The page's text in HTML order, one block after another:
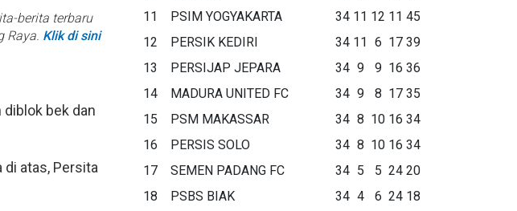
berita terbaru
Raya. Klik di sini
bek dan
di atas, Persita
11
PSIM YOGYAKARTA 34 11 12 11 45
12
PERSIK KEDIRI 34 11 6 17 39
13
PERSIJAP JEPARA 34 9 9 16 36
14
MADURA UNITED FC 34 9 8 17 35
15
PSM MAKASSAR 34 8 10 16 34
16
PERSIS SOLO 34 8 10 16 34
17
SEMEN PADANG FC 34 5 5 24 20
18
PSBS BIAK 34 4 6 24 18